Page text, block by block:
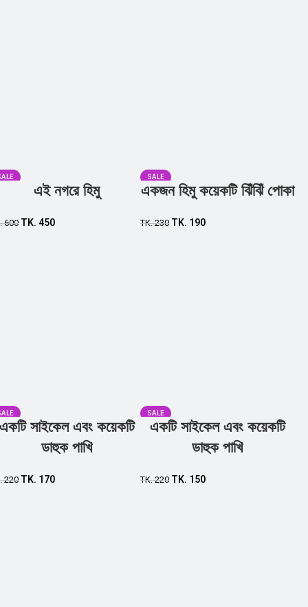
এই নগরে হিমু
600 TK. 450
SALE
একজন হিমু কয়েকটি ঝিঁঝিঁ পোকা
TK.230 TK. 190
সাইকেল এবং কয়েকটি
ডাহুক পাখি
220 TK. 170
SALE
একটি সাইকেল এবং কয়েকটি
ডাহুক পাখি
TK.220 TK. 150